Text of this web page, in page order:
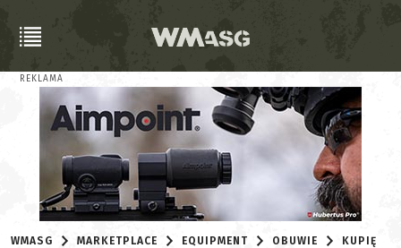
REKLAMA
WMASG MARKETPLACE EQUIPMENT OBUWIE KUPIĘ